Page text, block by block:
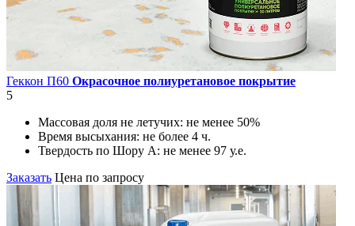
Геккон П60 Окрасочное полиуретановое покрытие
5
Массовая доля не летучих: не менее 50%
Время высыхания: не более 4 ч.
Твердость по Шору А: не менее 97 у.е.
Заказать Цена по запросу